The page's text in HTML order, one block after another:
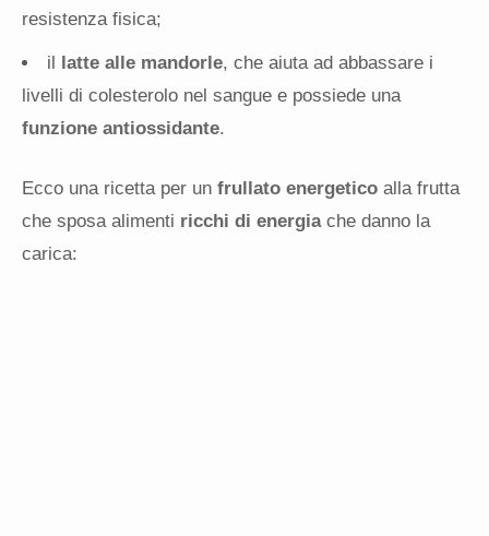
resistenza fisica;
il latte alle mandorle, che aiuta ad abbassare i
livelli di colesterolo nel sangue e possiede una
funzione antiossidante.
Ecco una ricetta per un frullato energetico alla frutta
che sposa alimenti ricchi di energiache danno la
carica: